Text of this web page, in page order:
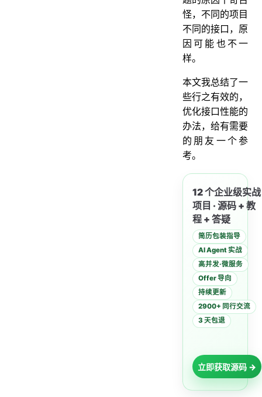
11. 辅助功能
11.1 开启慢查询日志
11.2 加监控
11.3 链路跟踪
怪，不同的项目
不同的接口，原
因可能也不一
样。
本文我总结了一
些行之有效的，
优化接口性能的
办法，给有需要
的朋友一个参
考。
12 个企业级实战
项目 · 源码 + 教
程 + 答疑
简历包装指导
AI Agent 实战
高并发·微服务
Offer 导向
持续更新
2900+ 同行交流
3 天包退
立即获取源码 →